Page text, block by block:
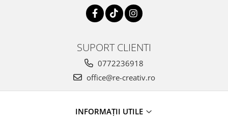
SUPORT CLIENTI
0772236918
office@re-creativ.ro
INFORMAȚII UTILE